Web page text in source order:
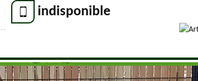
indisponible